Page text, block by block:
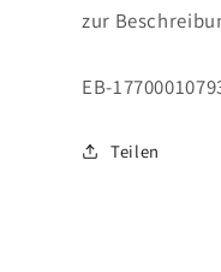
zur
SKU:
EB-
Teilen